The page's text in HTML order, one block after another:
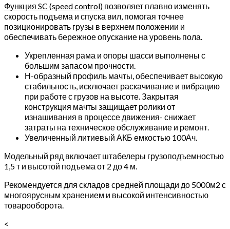
Ач
контроль
скорости
подъема
Функция SC (speed control) позволяет плавно изменять
скорость подъема и спуска вил, помогая точнее
позиционировать грузы в верхнем положении и
обеспечивать бережное опускание на уровень пола.
Укрепленная рама и опоры шасси выполнены с
большим запасом прочности.
Н-образный профиль мачты, обеспечивает высокую
стабильность, исключает раскачивание и вибрацию
при работе с грузов на высоте. Закрытая
конструкция мачты защищает ролики от
изнашивания в процессе движения- снижает
затраты на техническое обслуживание и ремонт.
Увеличенный литиевый АКБ емкостью 100Ач.
Модельный ряд включает штабелеры грузоподъемностью
1,5 т и высотой подъема от 2 до 4 м.
Рекомендуется для складов средней площади до 5000м2 с
многоярусным хранением и высокой интенсивностью
товарооборота.
<